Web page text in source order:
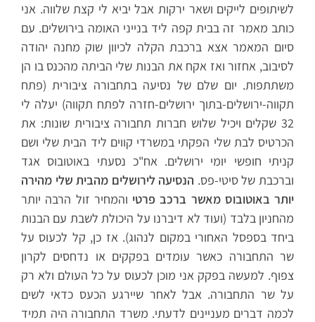
לשיתופים לייקים ושאר ירקות אבל יביא לי קצת שלווה. אני
כותב מאמר זה בבית קפה ליד בנייני האומה בירושלים. עם
סיום המאמר אצא ברכבת הקלה לכיוון שוק מחנה יהודה
לסיבוב, אחזור ואז אקח את הבנות שלי הביתה מהכנס בו הן
משתתפות. יום שלם של נסיעה בתחבורה ציבורית (פתח
תקווה-ירושלים-בתוך ירושלים-חזרה לפתח תקווה) יעלה לי
32 שקלים ויכיל שלוש חברות תחבורה ציבורית שונות: את
הכרטיס לבת שלי הפקתי במשרדי קווים ליד הבית שלי ושם
קניתי חופשי יומי ירושלים. אח"כ נסעתי באוטובוס אגד
וברכבת של סיטי-פס. הנסיעה לירושלים מהבית שלי מהירה
יותר באוטובוס מאשר ברכב פרטי והמחיר זול הרבה יותר
מהחניון בלבד (ועוד לא דיברנו על היכולת לשבת עם הבנות
ביחד בספסל האחורי במקום לנהוג). אז כן, קל לכעוס על
שר התחבורה כאשר עומדים בפקקים או נדחסים לקרון
צפוף. למעשה בפקק אני מוכן לכעוס על כל העולם ולא רק
על שר התחבורה. אבל לאחר שיירגע הכעס כדאי לשים
לכמה דברים מעניינים לדעתי. משרד התחבורה היה תמיד